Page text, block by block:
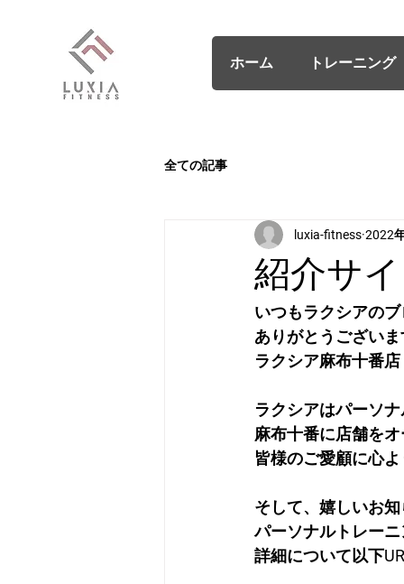
ホーム トレーニング
全ての記事
紹介サイ
luxia-fitness 2022
いつもラクシアの
ありがとうござい
ラクシア麻布十番
ラクシアはパーソ
麻布十番に店舗を
皆様のご愛顧に心
そして、嬉しいお
パーソナルトレー
詳細について以下